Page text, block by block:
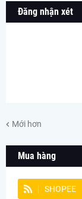
Đăng nhận xét
Mới hơn
Mua hàng
SHOPEE